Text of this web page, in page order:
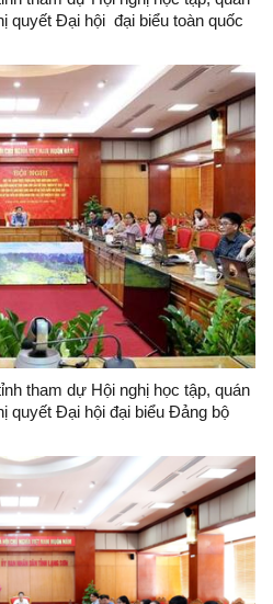
quyết Đại hội đại biểu toàn quốc
tham dự Hội nghị học tập, quán
quyết Đại hội đại biểu Đảng bộ